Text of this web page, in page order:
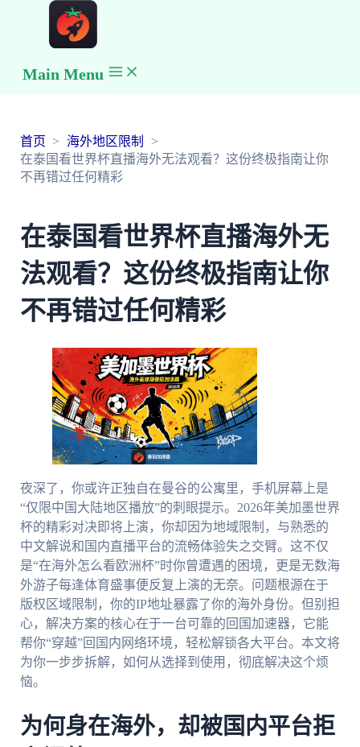
Main Menu
首页
海外地区限制
在泰国看世界杯直播海外无法观看？这份终极指南让你
不再错过任何精彩
在泰国看世界杯直播海外无
法观看？这份终极指南让你
不再错过任何精彩
夜深了，你或许正独自在曼谷的公寓里，手机屏幕上是
“仅限中国大陆地区播放”的刺眼提示。2026年美加墨世界
杯的精彩对决即将上演，你却因为地域限制，与熟悉的
中文解说和国内直播平台的流畅体验失之交臂。这不仅
是“在海外怎么看欧洲杯”时你曾遭遇的困境，更是无数海
外游子每逢体育盛事便反复上演的无奈。问题根源在于
版权区域限制，你的IP地址暴露了你的海外身份。但别担
心，解决方案的核心在于一台可靠的回国加速器，它能
帮你“穿越”回国内网络环境，轻松解锁各大平台。本文将
为你一步步拆解，如何从选择到使用，彻底解决这个烦
恼。
为何身在海外，却被国内平台拒